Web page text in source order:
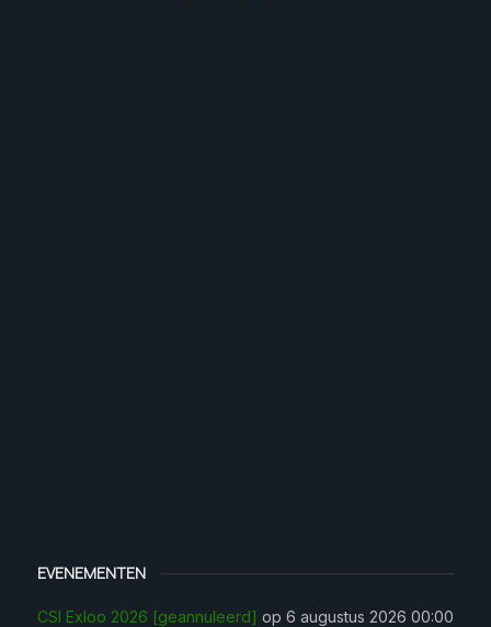
EVENEMENTEN
CSI Exloo 2026 [geannuleerd] op 6 augustus 2026 00:00